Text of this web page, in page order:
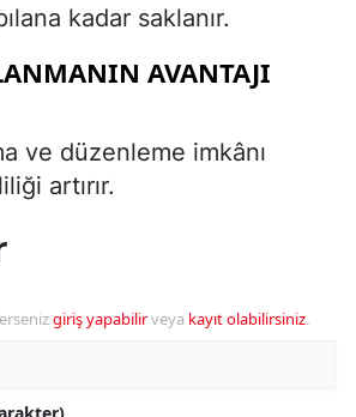
kadar saklanır.
AVANTAJI
ve düzenleme imkânı
artırır.
giriş yapabilirveya kayıt olabilirsiniz.